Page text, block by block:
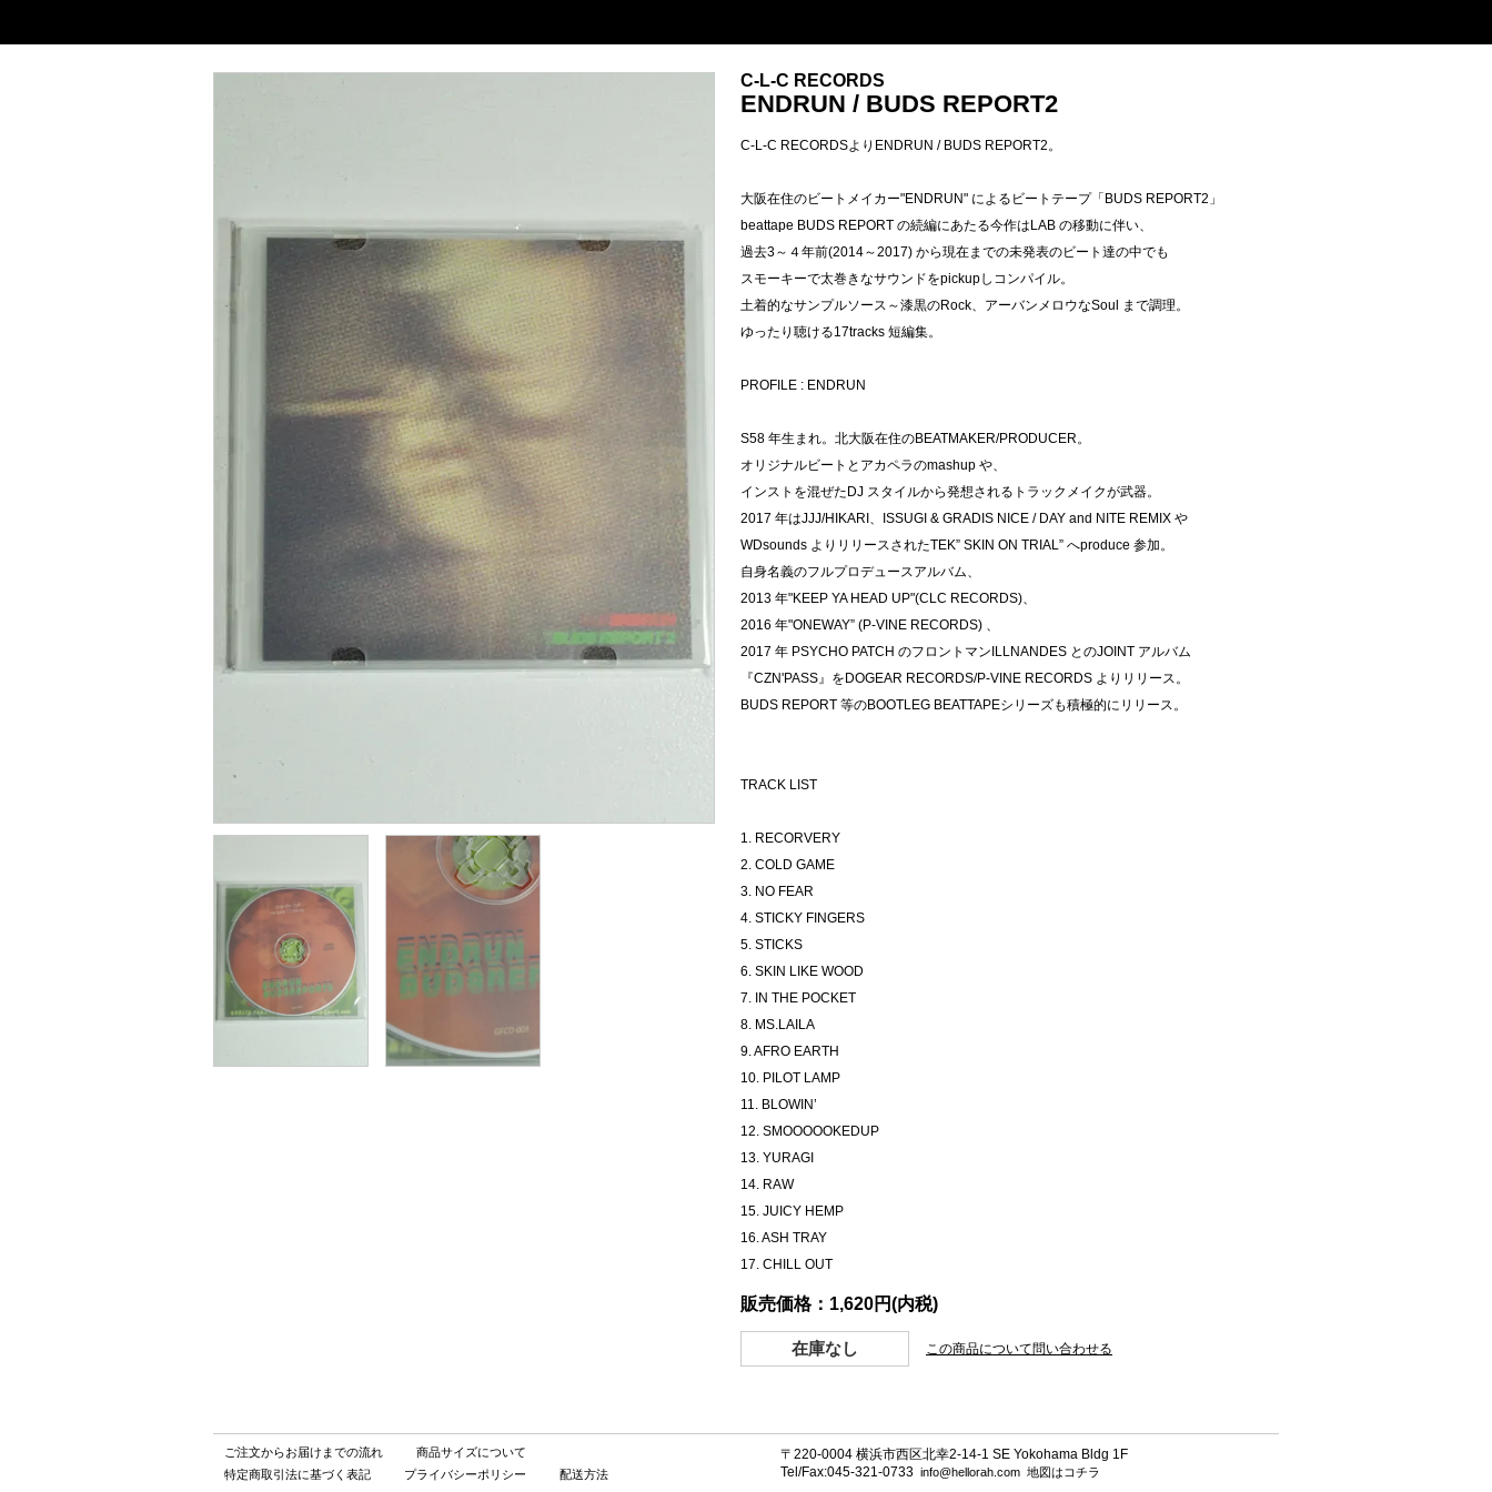
C-L-C RECORDS
ENDRUN / BUDS REPORT2
C-L-C RECORDSよりENDRUN / BUDS REPORT2。
大阪在住のビートメイカー"ENDRUN" によるビートテープ「BUDS REPORT2」
beattape BUDS REPORT の続編にあたる今作はLAB の移動に伴い、
過去3～４年前(2014～2017) から現在までの未発表のビート達の中でも
スモーキーで太巻きなサウンドをpickupしコンパイル。
土着的なサンプルソース～漆黒のRock、アーバンメロウなSoul まで調理。
ゆったり聴ける17tracks 短編集。
PROFILE : ENDRUN
S58 年生まれ。北大阪在住のBEATMAKER/PRODUCER。
オリジナルビートとアカペラのmashup や、
インストを混ぜたDJ スタイルから発想されるトラックメイクが武器。
2017 年はJJJ/HIKARI、ISSUGI & GRADIS NICE / DAY and NITE REMIX や
WDsounds よりリリースされたTEK” SKIN ON TRIAL” へproduce 参加。
自身名義のフルプロデュースアルバム、
2013 年"KEEP YA HEAD UP"(CLC RECORDS)、
2016 年"ONEWAY” (P-VINE RECORDS) 、
2017 年 PSYCHO PATCH のフロントマンILLNANDES とのJOINT アルバム
『CZN'PASS』をDOGEAR RECORDS/P-VINE RECORDS よりリリース。
BUDS REPORT 等のBOOTLEG BEATTAPEシリーズも積極的にリリース。
TRACK LIST
1. RECORVERY
2. COLD GAME
3. NO FEAR
4. STICKY FINGERS
5. STICKS
6. SKIN LIKE WOOD
7. IN THE POCKET
8. MS.LAILA
9. AFRO EARTH
10. PILOT LAMP
11. BLOWIN’
12. SMOOOOOKEDUP
13. YURAGI
14. RAW
15. JUICY HEMP
16. ASH TRAY
17. CHILL OUT
販売価格：1,620円(内税)
在庫なし この商品について問い合わせる
ご注文からお届けまでの流れ
商品サイズについて
特定商取引法に基づく表記
プライバシーポリシー 配送方法
〒220-0004 横浜市西区北幸2-14-1 SE Yokohama Bldg 1F
Tel/Fax:045-321-0733 info@hellorah.com 地図はコチラ